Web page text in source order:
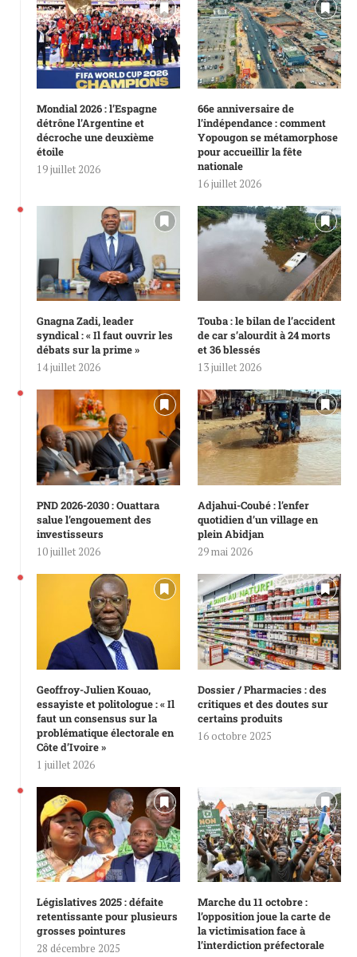
Mondial 2026 : l’Espagne
détrône l’Argentine et
décroche une deuxième
étoile
19 juillet 2026
66e anniversaire de
l’indépendance : comment
Yopougon se métamorphose
pour accueillir la fête
nationale
16 juillet 2026
Gnagna Zadi, leader
syndical : « Il faut ouvrir les
débats sur la prime »
14 juillet 2026
Touba : le bilan de l’accident
de car s’alourdit à 24 morts
et 36 blessés
13 juillet 2026
PND 2026-2030 : Ouattara
salue l’engouement des
investisseurs
10 juillet 2026
Adjahui-Coubé : l’enfer
quotidien d’un village en
plein Abidjan
29 mai 2026
Geoffroy-Julien Kouao,
essayiste et politologue : « Il
faut un consensus sur la
problématique électorale en
Côte d’Ivoire »
1 juillet 2026
Dossier / Pharmacies : des
critiques et des doutes sur
certains produits
16 octobre 2025
Législatives 2025 : défaite
retentissante pour plusieurs
grosses pointures
28 décembre 2025
Marche du 11 octobre :
l’opposition joue la carte de
la victimisation face à
l’interdiction préfectorale